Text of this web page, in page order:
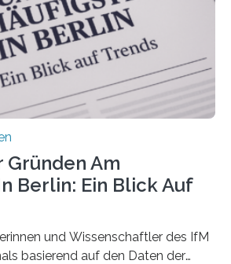
wird in den nächsten Jahren eine
benötigen. Aber nur ein Drittel hat
Am
Berlin: Ein Blick Auf
und Wissenschaftler des IfM
basierend auf den Daten der